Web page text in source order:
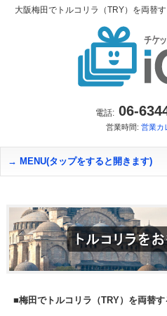
大阪梅田でトルコリラ（TRY）を両替
電話:06-
営業時間: 営業カ
MENU(タップをすると開きます)
■梅田でトルコリラ（TRY）を両替